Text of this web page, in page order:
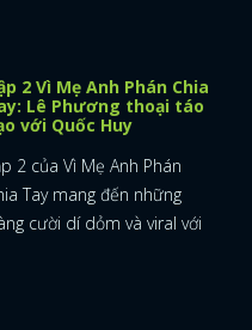
2 Vì Mẹ Anh Phán Chia
Lê Phương thoại táo
với Quốc Huy
2 của Vì Mẹ Anh Phán
Tay mang đến những
cười dí dỏm và viral với